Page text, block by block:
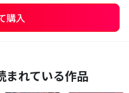
購入
まれている作品